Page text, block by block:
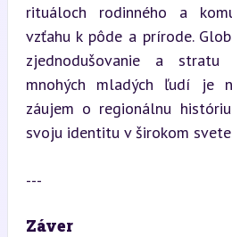
rituáloch rodinného a
vzťahu k pôde a prírode.
zjednodušovanie a
mnohých mladých ľudí je
záujem o regionálnu
svoju identitu v širokom
---
Záver